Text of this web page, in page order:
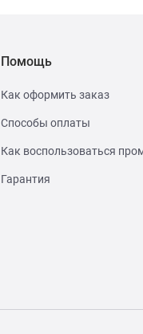
Помощь
Как оформить заказ
Способы оплаты
Как воспользоваться
Гарантия